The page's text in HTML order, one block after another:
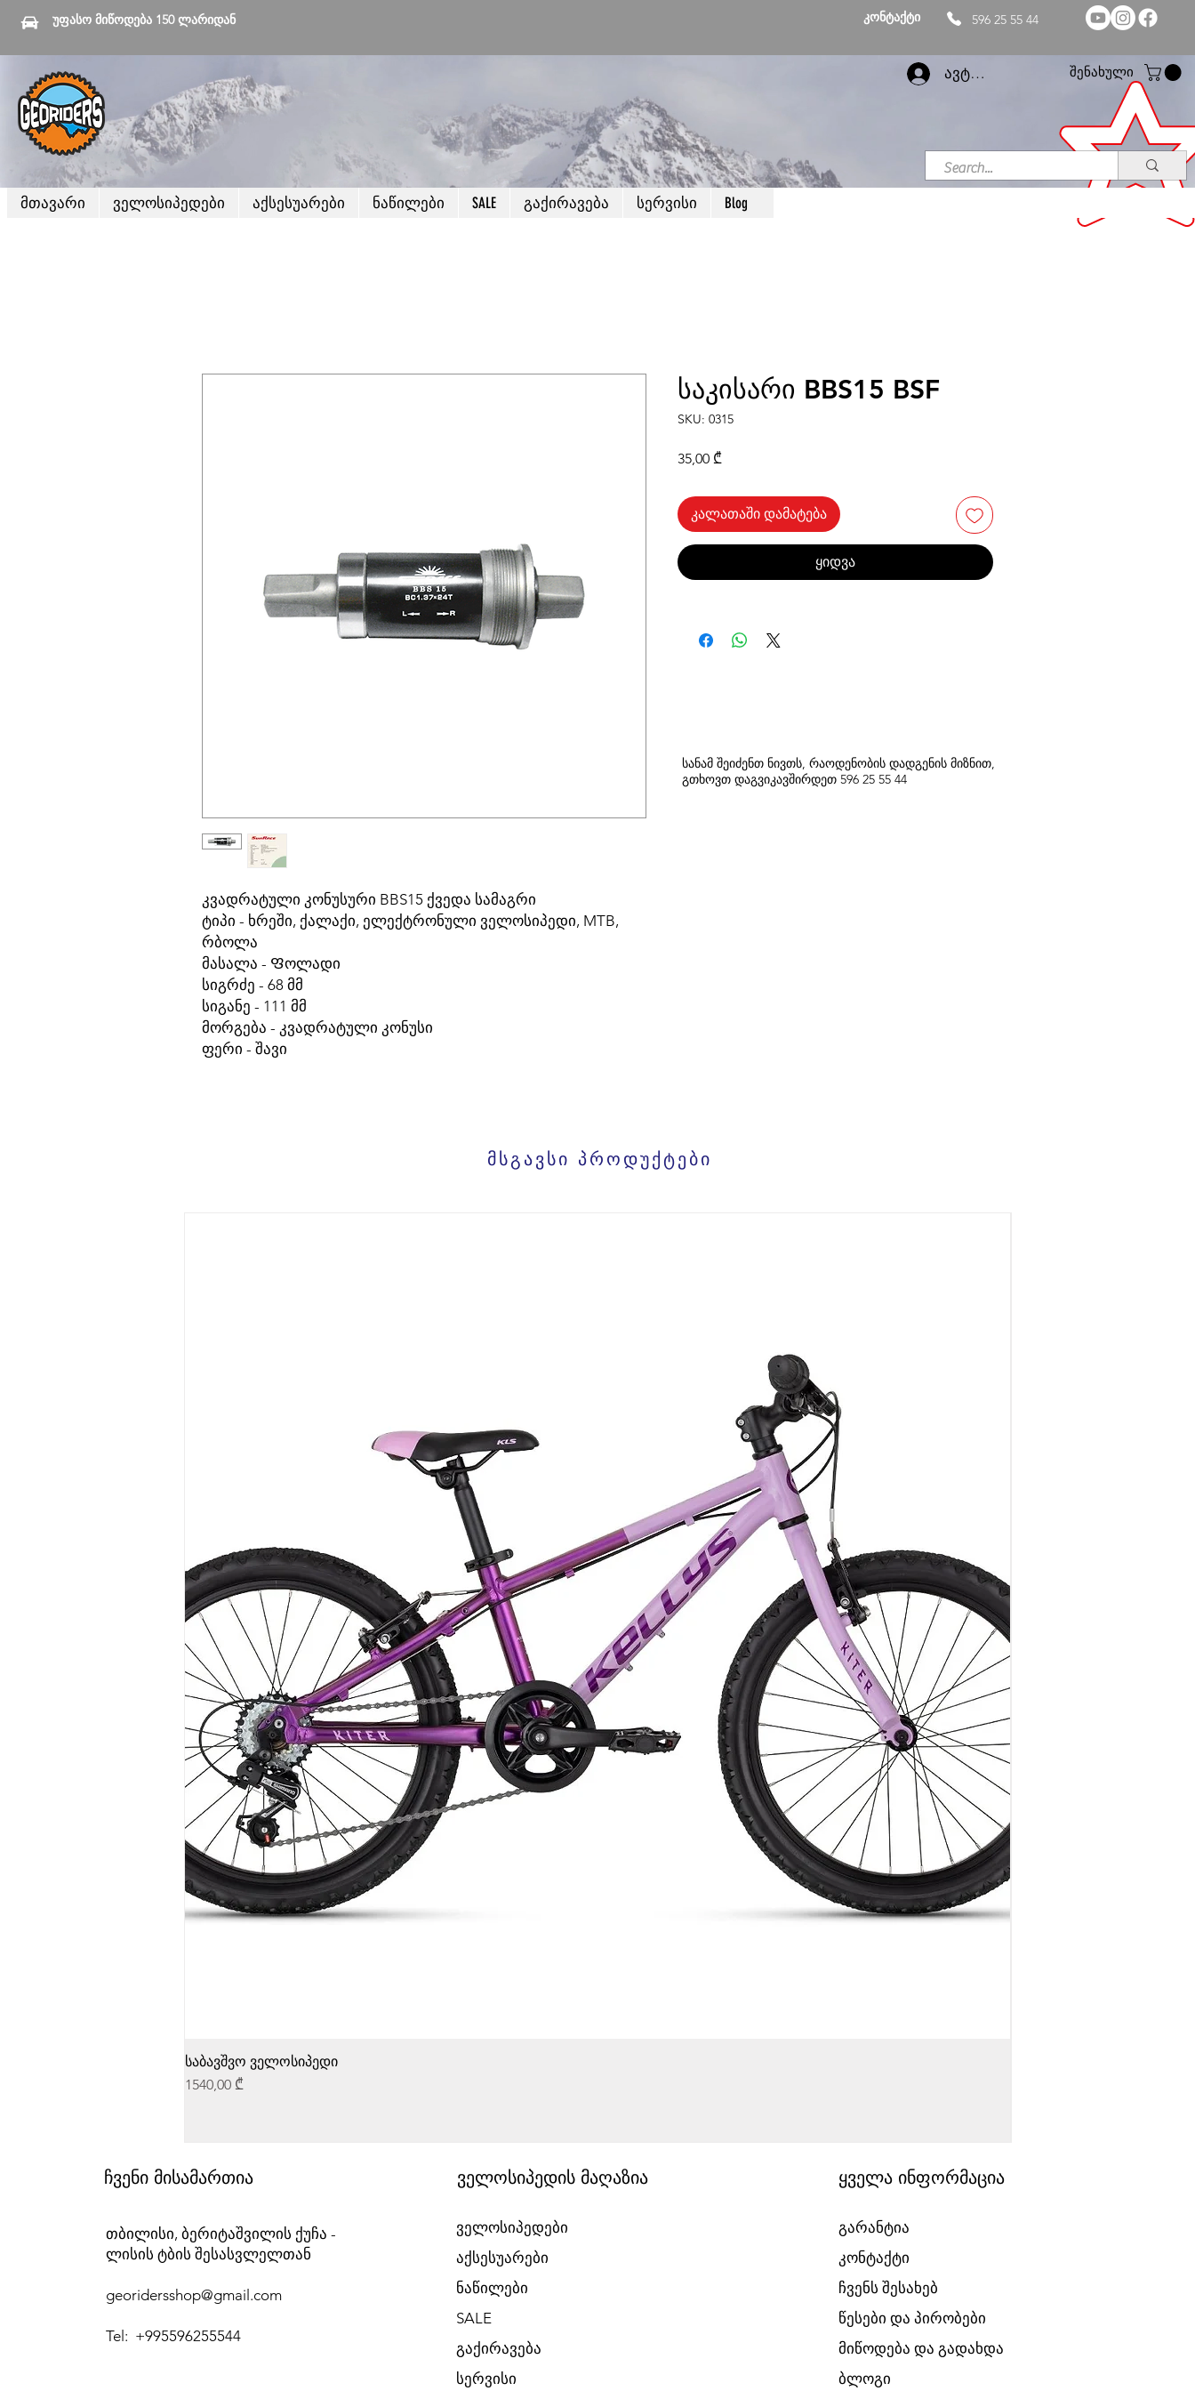
უფასო მიწოდება 150 ლარიდან კონტაქტი 596 25 55 44
ავტორიზაცია შენახული
მთავარი ველოსიპედები აქსესუარები ნაწილები SALE გაქირავება სერვისი Blog
კვადრატული კონუსური BBS15 ქვედა სამაგრი
ტიპი - ხრეში, ქალაქი, ელექტრონული ველოსიპედი, MTB,
რბოლა
მასალა - Ფოლადი
სიგრძე - 68 მმ
სიგანე - 111 მმ
მორგება - კვადრატული კონუსი
ფერი - შავი
საკისარი BBS15 BSF
SKU: 0315
35,00 ₾
კალათაში დამატება
ყიდვა
სანამ შეიძენთ ნივთს, რაოდენობის დადგენის მიზნით,
გთხოვთ დაგვიკავშირდეთ 596 25 55 44
მსგავსი პროდუქტები
საბავშვო ველოსიპედი
Price
1540,00 ₾
ჩვენი მისამართია
თბილისი, ბერიტაშვილის ქუჩა -
ლისის ტბის შესასვლელთან
georidersshop@gmail.com
Tel: +995596255544
ველოსიპედის მაღაზია
ველოსიპედები
აქსესუარები
ნაწილები
SALE
გაქირავება​
​სერვისი
ყველა ინფორმაცია
გარანტია
კონტაქტი
ჩვენს შესახებ
წესები და პირობები
მიწოდება და გადახდა
ბლოგი